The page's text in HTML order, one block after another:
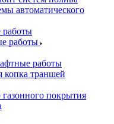
автоматического
работы
работы
работы
копка траншей
газонного покрытия